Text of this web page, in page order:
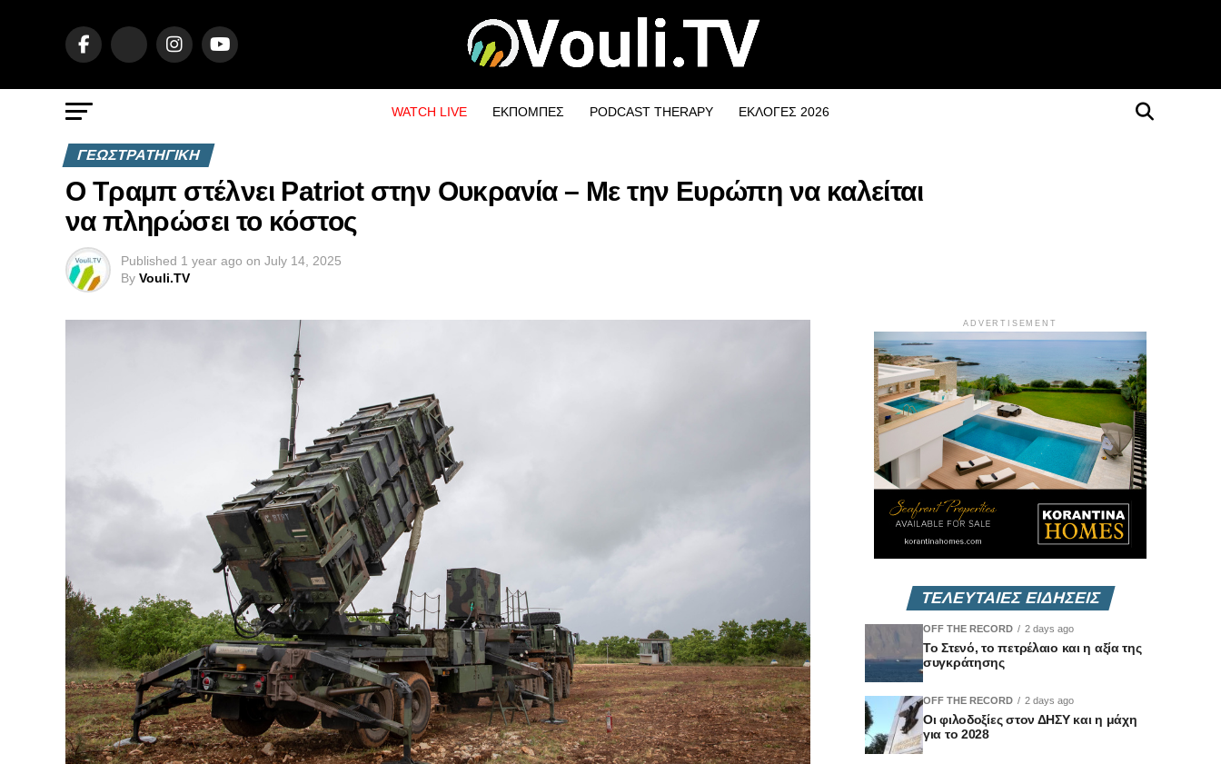
WATCH LIVE ΕΚΠΟΜΠΕΣ PODCAST THERAPY ΕΚΛΟΓΕΣ 2026
ΓΕΩΣΤΡΑΤΗΓΙΚΗ
Ο Τραμπ στέλνει Patriot στην Ουκρανία – Με την Ευρώπη να καλείται
να πληρώσει το κόστος
Published 1 year ago on July 14, 2025
By Vouli.TV
ADVERTISEMENT
ΤΕΛΕΥΤΑΙΕΣ ΕΙΔΗΣΕΙΣ
OFF THE RECORD 2 days ago
Το Στενό, το πετρέλαιο και η αξία της
συγκράτησης
OFF THE RECORD 2 days ago
Οι φιλοδοξίες στον ΔΗΣΥ και η μάχη
για το 2028